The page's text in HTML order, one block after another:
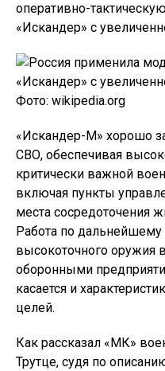
оперативно-
«Искандер» с
Фото: wikipedia.org
«Искандер-М» хорошо
СВО, обеспечивая
критически важной
включая пункты
места сосредоточения
Работа по
высокоточного оружия
оборонными
касается и
целей.
Как рассказал «МК»
Трутце, судя по